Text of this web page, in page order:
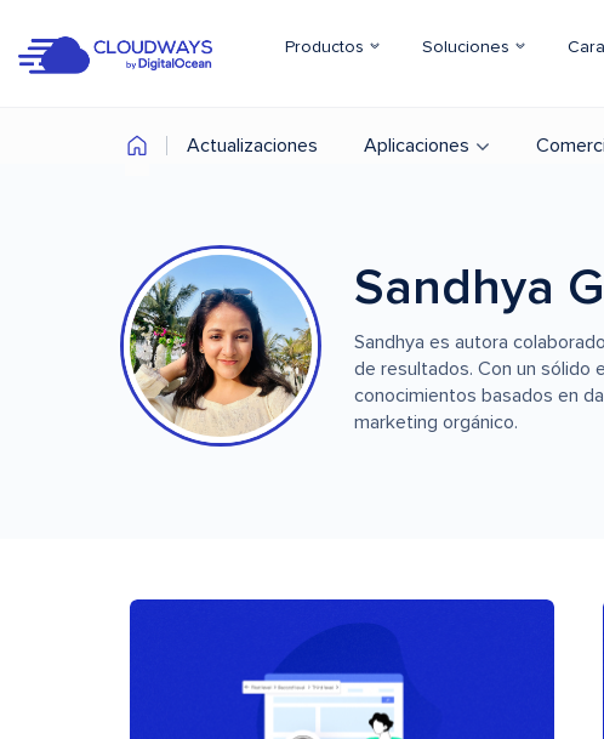
Productos Soluciones
Actualizaciones Aplicaciones
Sandhya
Sandhya es autora
de resultados. Con un sólido
conocimientos basados en
marketing orgánico.